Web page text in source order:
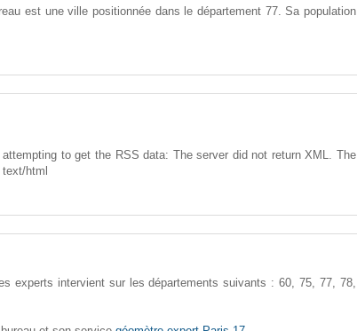
est une ville positionnée dans le département 77. Sa population
to get the RSS data: The server did not return XML. The
html
experts intervient sur les départements suivants : 60, 75, 77, 78,